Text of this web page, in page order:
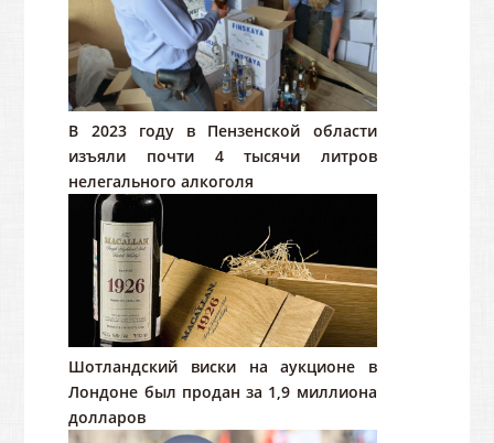
В 2023 году в Пензенской области
изъяли почти 4 тысячи литров
нелегального алкоголя
Шотландский виски на аукционе в
Лондоне был продан за 1,9 миллиона
долларов